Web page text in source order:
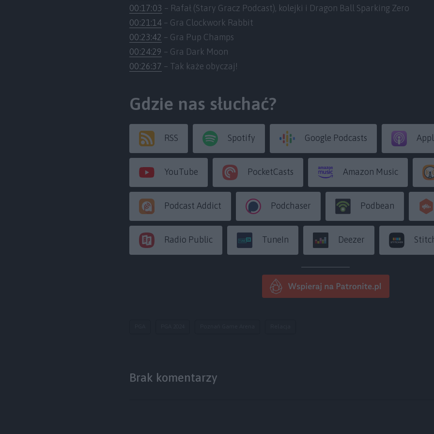
00:17:03 – Rafał (Stary Gracz Podcast), kolejki i Dragon Ball Sparking Zero
00:21:14 – Gra Clockwork Rabbit
00:23:42 – Gra Pup Champs
00:24:29 – Gra Dark Moon
00:26:37 – Tak każe obyczaj!
Gdzie nas słuchać?
RSS Spotify Google Podcasts
YouTube PocketCasts Amazon Music
Podcast Addict Podchaser Podbean
Radio Public TuneIn Deezer
Brak komentarzy